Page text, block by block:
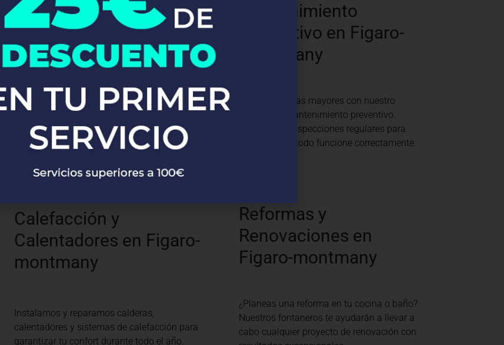
Instalaciones de
Fontanería en Figaro-
montmany
Desde la instalación de grifos y fregaderos
nuestros expertos se encargan de todo con
precisión y profesionalismo.
Mantenimiento
Preventivo en Figaro-
montmany
Evita problemas mayores con nuestro
servicio de mantenimiento preventivo.
Realizamos inspecciones regulares para
asegurar que todo funcione correctamente.
Calefacción y
Calentadores en Figaro-
montmany
Instalamos y reparamos calderas,
calentadores y sistemas de calefacción para
garantizar tu confort durante todo el año.
Reformas y
Renovaciones en
Figaro-montmany
¿Planeas una reforma en tu cocina o baño?
Nuestros fontaneros te ayudarán a llevar a
cabo cualquier proyecto de renovación con